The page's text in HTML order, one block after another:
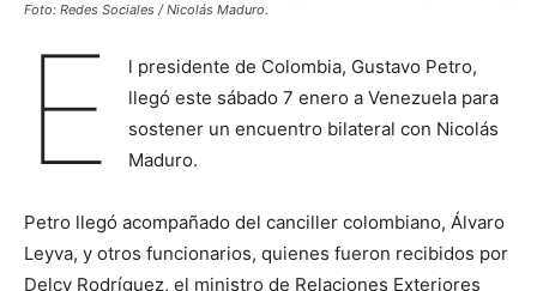
Foto: Redes Sociales / Nicolás Maduro.
E
l presidente de Colombia, Gustavo Petro,
llegó este sábado 7 enero a Venezuela para
sostener un encuentro bilateral con Nicolás
Maduro.
Petro llegó acompañado del canciller colombiano, Álvaro
Leyva, y otros funcionarios, quienes fueron recibidos por
Delcy Rodríguez, el ministro de Relaciones Exteriores